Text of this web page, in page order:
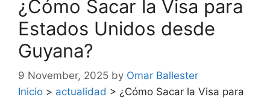
¿Cómo Sacar la Visa para
Estados Unidos desde
Guyana?
9 November, 2025 by Omar Ballester
Inicio > actualidad > ¿Cómo Sacar la Visa para